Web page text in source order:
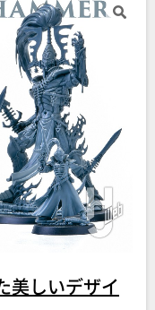
美しいデザイ